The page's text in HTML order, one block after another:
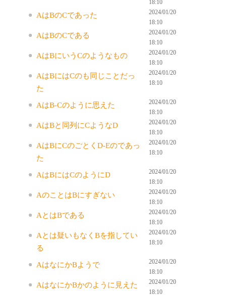
18:10
AはBのCであった
2024/01/20
18:10
AはBのCである
2024/01/20
18:10
AはBにいうCのようなもの
2024/01/20
18:10
AはBにはCのも同じことだっ
た
2024/01/20
18:10
AはB-Cのように思えた
2024/01/20
18:10
AはBと同列にCようなD
2024/01/20
18:10
AはBにCのごとくD-Eのであっ
た
2024/01/20
18:10
AはBにはCのようにD
2024/01/20
18:10
AのことはBにすぎない
2024/01/20
18:10
AとはBである
2024/01/20
18:10
Aとは疑いもなくBを指してい
る
2024/01/20
18:10
AはなにかBようで
2024/01/20
18:10
AはなにかBかのように見えた
2024/01/20
18:10